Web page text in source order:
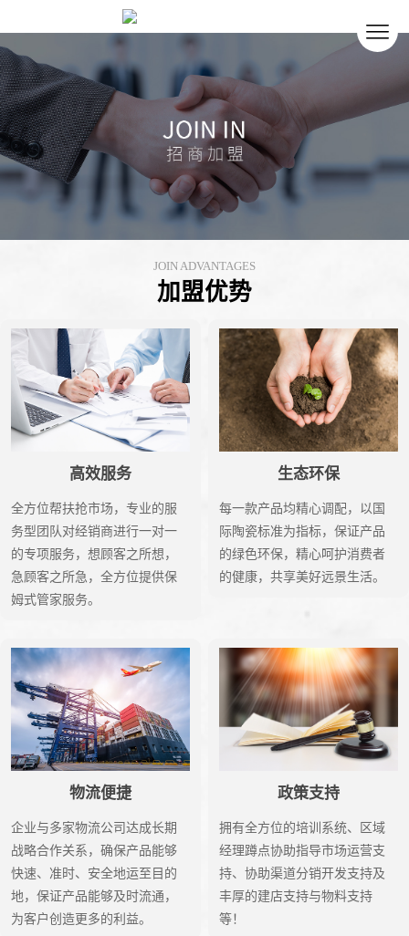
JOIN ADVANTAGES
加盟优势
高效服务
全方位帮扶抢市场，专业的服
务型团队对经销商进行一对一
的专项服务，想顾客之所想，
急顾客之所急，全方位提供保
姆式管家服务。
生态环保
每一款产品均精心调配，以国
际陶瓷标准为指标，保证产品
的绿色环保，精心呵护消费者
的健康，共享美好远景生活。
物流便捷
企业与多家物流公司达成长期
战略合作关系，确保产品能够
快速、准时、安全地运至目的
地，保证产品能够及时流通，
为客户创造更多的利益。
政策支持
拥有全方位的培训系统、区域
经理蹲点协助指导市场运营支
持、协助渠道分销开发支持及
丰厚的建店支持与物料支持
等！